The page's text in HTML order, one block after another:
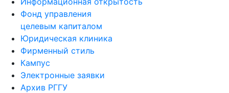
Фонд управления
целевым капиталом
Юридическая клиника
Фирменный стиль
Кампус
Электронные заявки
Архив РГГУ